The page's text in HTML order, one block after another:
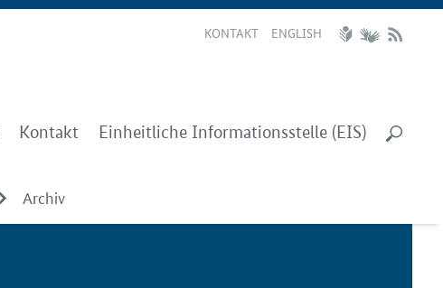
KONTAKT ENGLISH
Kontakt Einheitliche Informationsstelle (EIS)
Archiv